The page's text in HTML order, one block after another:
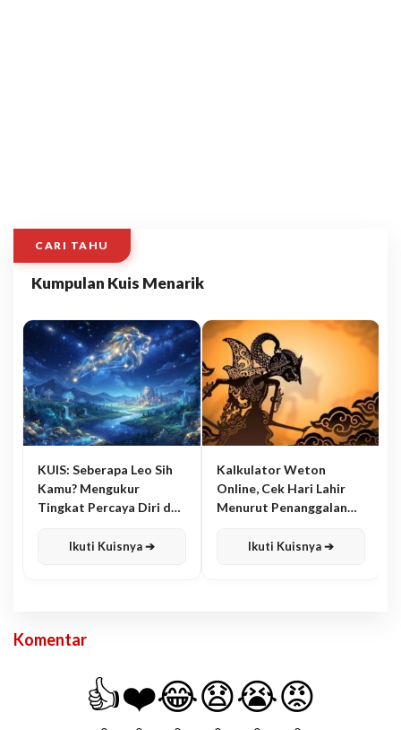
CARI TAHU
Kumpulan Kuis Menarik
KUIS: Seberapa Leo Sih
Kamu? Mengukur
Tingkat Percaya Diri dan
Ikuti Kuisnya ➔
Kalkulator Weton
Online, Cek Hari Lahir
Menurut Penanggalan
Ikuti Kuisnya ➔
Komentar
👍❤️😂😧😭😡